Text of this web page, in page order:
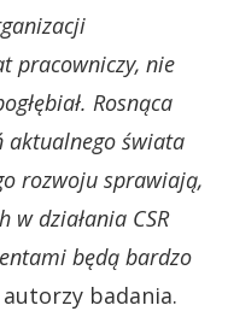
pracowniczy, nie
Rosnąca
aktualnego świata
rozwoju sprawiają,
w działania CSR
będą bardzo
badania.